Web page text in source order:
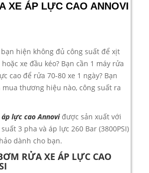
XE ÁP LỰC CAO ANNOVI
hiện không đủ công suất để xịt
xe đầu kéo? Bạn cần 1 máy rửa
cao để rửa 70-80 xe 1 ngày? Bạn
thương hiệu nào, công suất ra
lực caoAnnoviđược sản xuất với
3 pha và áp lực 260 Bar (3800PSI)
dành cho bạn.
RỬA XE ÁP LỰC CAO